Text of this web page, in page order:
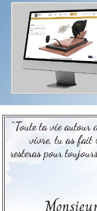
"Toute ta vie autour
vivre, tu as fait
resteras pour